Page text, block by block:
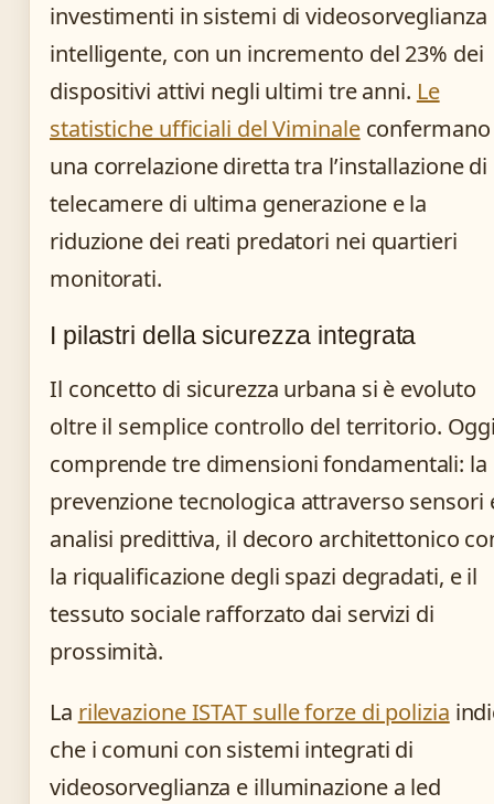
investimenti in sistemi di videosorveglianza
intelligente, con un incremento del 23% dei
dispositivi attivi negli ultimi tre anni. Le
statistiche ufficiali del Viminaleconfermano
una correlazione diretta tra l’installazione di
telecamere di ultima generazione e la
riduzione dei reati predatori nei quartieri
monitorati.
I pilastri della sicurezza integrata
Il concetto di sicurezza urbana si è evoluto
oltre il semplice controllo del territorio.
comprende tre dimensioni fondamentali: la
prevenzione tecnologica attraverso sensori
analisi predittiva, il decoro architettonico
la riqualificazione degli spazi degradati, e il
tessuto sociale rafforzato dai servizi di
prossimità.
La rilevazione ISTAT sulle forze di polizia
che i comuni con sistemi integrati di
videosorveglianza e illuminazione a led